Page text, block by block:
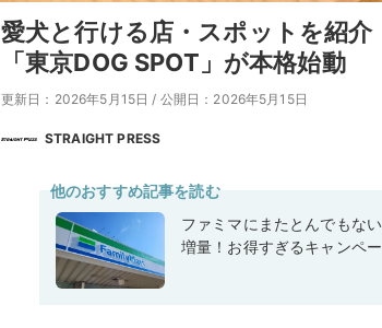
愛犬と行ける店・スポットを紹
「東京DOG SPOT」が本格始動
更新日：2026年5月15日 / 公開日：2026年5月15日
STRAIGHT PRESS
他のおすすめ記事を読む
ファミマにまたとんでもな
増量！お得すぎるキャンペ